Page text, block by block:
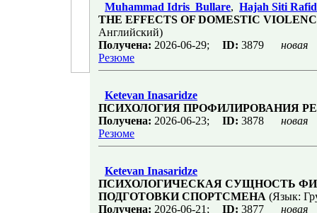
Muhammad Idris Bullare, Hajah Siti
THE EFFECTS OF DOMESTIC
Английский)
Получена: 2026-06-29; ID: 3879
новая
Резюме
Ketevan Inasaridze
ПСИХОЛОГИЯ ПРОФИЛИРОВАНИЯ
Получена: 2026-06-23; ID: 3878
новая
Резюме
Ketevan Inasaridze
ПСИХОЛОГИЧЕСКАЯ СУЩНОСТЬ
ПОДГОТОВКИ СПОРТСМЕНА (Язык:
Получена: 2026-06-21; ID: 3877
новая